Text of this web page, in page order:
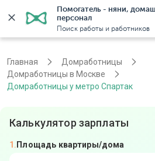
Помогатель - няни,
персонал
Поиск работы и работников
Главная
Домработницы
Домработницы в Москве
Домработницы у метро Спартак
Калькулятор зарплаты
Площадь квартиры/дома